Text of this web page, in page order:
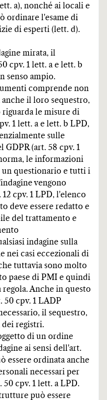
a), nonché ai locali e
ordinare l'esame di
di esperti (lett. d).
mirata, il
cpv. 1 lett. a e lett. b
senso ampio.
comprende non
il loro sequestro,
riguarda le misure di
1 lett. a e lett. b LPD,
sulle
(art. 58 cpv. 1
le informazioni
questionario e tutti i
vengono
cpv. 1 LPD, l'elenco
deve essere redatto e
del trattamento e
indagine sulla
nei casi eccezionali di
tuttavia sono molto
paese di PMI e quindi
Anche in questo
50 cpv. 1 LADP
il sequestro,
dei registri.
di un ordine
ai sensi dell'art.
essere ordinata anche
necessari per
50 cpv. 1 lett. a LPD.
può essere